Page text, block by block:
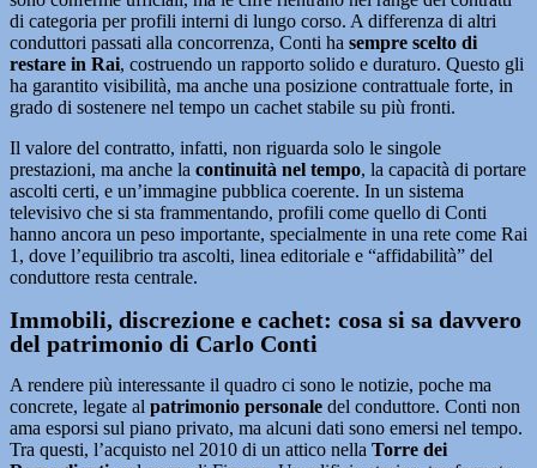
di categoria per profili interni di lungo corso. A differenza di altri
conduttori passati alla concorrenza, Conti ha sempre scelto di
restare in Rai, costruendo un rapporto solido e duraturo. Questo gli
ha garantito visibilità, ma anche una posizione contrattuale forte, in
grado di sostenere nel tempo un cachet stabile su più fronti.
Il valore del contratto, infatti, non riguarda solo le singole
prestazioni, ma anche la continuità nel tempo, la capacità di portare
ascolti certi, e un’immagine pubblica coerente. In un sistema
televisivo che si sta frammentando, profili come quello di Conti
hanno ancora un peso importante, specialmente in una rete come Rai
1, dove l’equilibrio tra ascolti, linea editoriale e “affidabilità” del
conduttore resta centrale.
Immobili, discrezione e cachet: cosa si sa davvero
del patrimonio di Carlo Conti
A rendere più interessante il quadro ci sono le notizie, poche ma
concrete, legate al patrimonio personale del conduttore. Conti non
ama esporsi sul piano privato, ma alcuni dati sono emersi nel tempo.
Tra questi, l’acquisto nel 2010 di un attico nella Torre dei